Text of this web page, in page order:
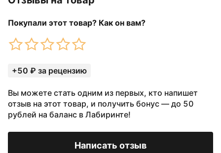
Покупали этот товар? Как он вам?
+50 ₽ за рецензию
Вы можете стать одним из первых, кто напишет
отзыв на этот товар, и получить бонус — до 50
рублей на баланс в Лабиринте!
Написать отзыв